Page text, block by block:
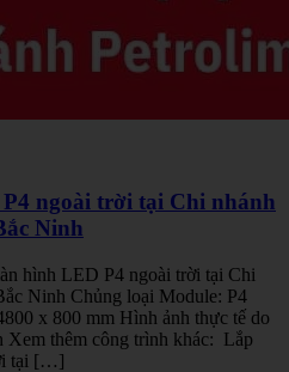
ngoài trời tại Chi nhánh
Ninh
hình LED P4 ngoài trời tại Chi
Ninh Chủng loại Module: P4
x 800 mm Hình ảnh thực tế do
Xem thêm công trình khác: Lắp
tại […]